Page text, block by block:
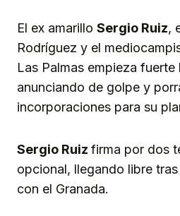
El ex amarillo Sergio Ruiz,
Rodríguez y el
Las Palmas empieza fuerte
anunciando de golpe y
incorporaciones para su
Sergio Ruiz firma por dos
opcional, llegando libre
con el Granada.